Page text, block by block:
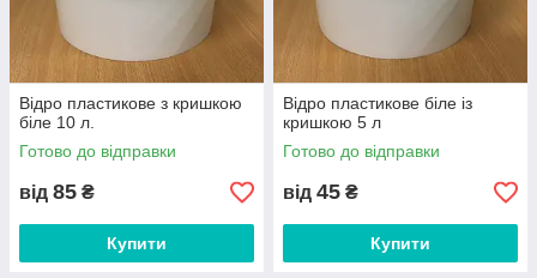
Відро пластикове з кришкою
біле 10 л.
Готово до відправки
від 85 ₴
Купити
Відро пластикове біле із
кришкою 5 л
Готово до відправки
від 45 ₴
Купити